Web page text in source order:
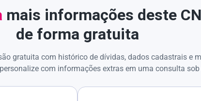
mais informações deste
de forma gratuita
gratuita com histórico de dívidas, dados cadastrais e
com informações extras em uma consulta